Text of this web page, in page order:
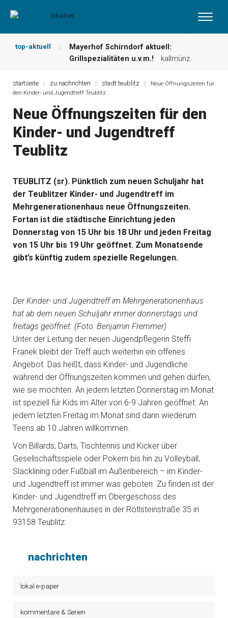
top-aktuell
Mayerhof Schirndorf aktuell:
Grillspezialitäten u.v.m.!
kallmünz
und mehr … burglengenfeld
Der „deutsche Michel“ muss nun
leserbriefe
Maxhütter Fischladen: Unser aktuelles
maxhütte-haidhof
maxhütte-haidhof
startseite zu nachrichten stadt teublitz
Neue Öffnungszeiten für
den Kinder- und Jugendtreff Teublitz
Neue Öffnungszeiten für den
Kinder- und Jugendtreff
Teublitz
TEUBLITZ (sr). Pünktlich zum neuen Schuljahr hat
der Teublitzer Kinder- und Jugendtreff im
Mehrgenerationenhaus neue Öffnungszeiten.
Fortan ist die städtische Einrichtung jeden
Donnerstag von 15 Uhr bis 18 Uhr und jeden Freitag
von 15 Uhr bis 19 Uhr geöffnet. Zum Monatsende
gibt’s künftig zudem spezielle Regelungen.
Der Kinder- und Jugendtreff im Mehrgenerationenhaus
hat ab dem neuen Schuljahr immer donnerstags und
freitags geöffnet. (Foto: Benjamin Fremmer)
Unter der Leitung der neuen Jugendpflegerin Steffi
Franek bleibt der Treff auch weiterhin ein offenes
Angebot. Das heißt, dass Kinder- und Jugendliche
während der Öffnungszeiten kommen und gehen dürfen,
wie sie möchten. An jedem letzten Donnerstag im Monat
ist speziell für Kids im Alter von 6-9 Jahren geöffnet. An
jedem letzten Freitag im Monat sind dann wiederum
Teens ab 10 Jahren willkommen.
Von Billards, Darts, Tischtennis und Kicker über
Gesellschaftsspiele oder Pokern bis hin zu Volleyball,
Slacklining oder Fußball im Außenbereich – im Kinder-
und Jugendtreff ist immer was geboten. Zu finden ist der
Kinder- und Jugendtreff im Obergeschoss des
Mehrgenerationenhauses in der Rötlsteinstraße 35 in
93158 Teublitz.
nachrichten
lokal e-paper
kommentare & Serien